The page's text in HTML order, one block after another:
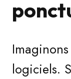
logiciels.